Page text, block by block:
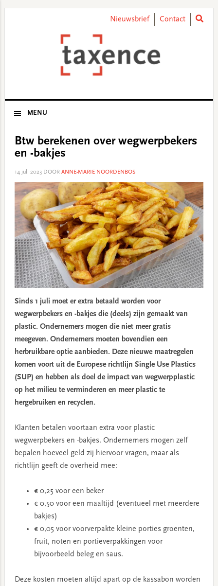
Nieuwsbrief Contact
MENU
Btw berekenen over wegwerpbekers
en -bakjes
14 juli 2023DOOR ANNE-MARIE NOORDENBOS
Sinds 1 juli moet er extra betaald worden voor
wegwerpbekers en -bakjes die (deels) zijn gemaakt van
plastic. Ondernemers mogen die niet meer gratis
meegeven. Ondernemers moeten bovendien een
herbruikbare optie aanbieden. Deze nieuwe maatregelen
komen voort uit de Europese richtlijn Single Use Plastics
(SUP) en hebben als doel de impact van wegwerpplastic
op het milieu te verminderen en meer plastic te
hergebruiken en recyclen.
Klanten betalen voortaan extra voor plastic
wegwerpbekers en -bakjes. Ondernemers mogen zelf
bepalen hoeveel geld zij hiervoor vragen, maar als
richtlijn geeft de overheid mee:
€ 0,25 voor een beker
€ 0,50 voor een maaltijd (eventueel met meerdere
bakjes)
€ 0,05 voor voorverpakte kleine porties groenten,
fruit, noten en portieverpakkingen voor
bijvoorbeeld beleg en saus.
Deze kosten moeten altijd apart op de kassabon worden